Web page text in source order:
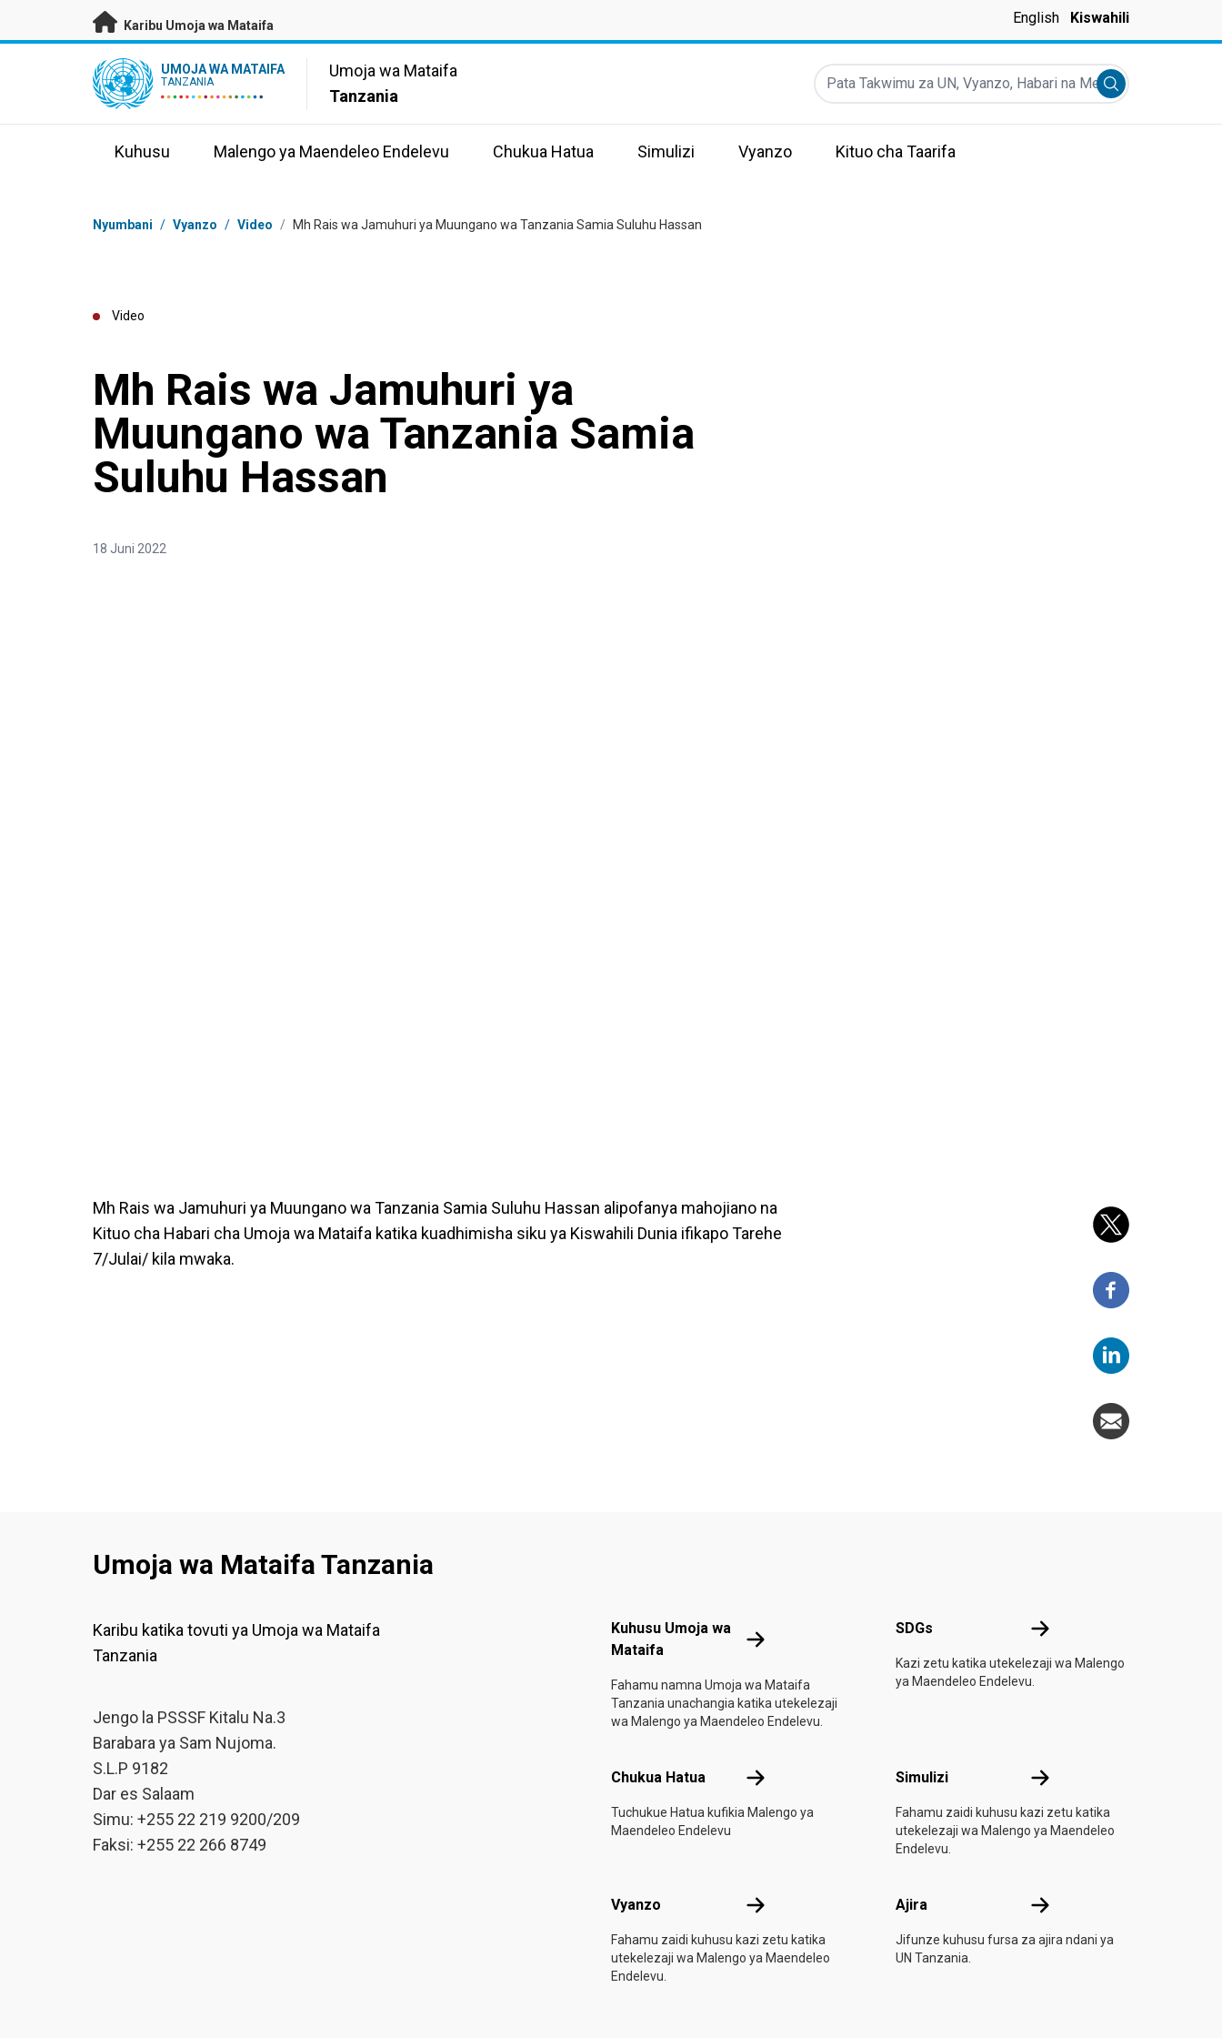
Nenda kwenye maudhui husika
Karibu Umoja wa Mataifa English Kiswahili
UN Logo UMOJA WA MATAIFA
TANZANIA
Umoja wa Mataifa
Tanzania
Pata Takwimu za UN, Vyanzo, Habari na Mengineyo
Submit search
Kuhusu Malengo ya Maendeleo Endelevu Chukua Hatua Simulizi Vyanzo Kituo cha Taarifa
Masalia
Nyumbani / Vyanzo / Video / Mh Rais wa Jamuhuri ya Muungano wa Tanzania Samia Suluhu Hassan
Video
Mh Rais wa Jamuhuri ya
Muungano wa Tanzania Samia
Suluhu Hassan
18 Juni 2022
Mh Rais wa Jamuhuri ya Muungano wa Tanzania Samia Suluhu Hassan alipofanya mahojiano na
Kituo cha Habari cha Umoja wa Mataifa katika kuadhimisha siku ya Kiswahili Dunia ifikapo Tarehe
7/Julai/ kila mwaka.
Umoja wa Mataifa Tanzania
Karibu katika tovuti ya Umoja wa Mataifa
Tanzania
Jengo la PSSSF Kitalu Na.3
Barabara ya Sam Nujoma.
S.L.P 9182
Dar es Salaam
Simu: +255 22 219 9200/209
Faksi: +255 22 266 8749
Kuhusu Umoja wa
Mataifa
Kuhusu Umoja wa Mataifa
Fahamu namna Umoja wa Mataifa
Tanzania unachangia katika utekelezaji
wa Malengo ya Maendeleo Endelevu.
SDGs SDGs
Kazi zetu katika utekelezaji wa Malengo
ya Maendeleo Endelevu.
Chukua Hatua Chukua Hatua
Tuchukue Hatua kufikia Malengo ya
Maendeleo Endelevu
Simulizi Simulizi
Fahamu zaidi kuhusu kazi zetu katika
utekelezaji wa Malengo ya Maendeleo
Endelevu.
Vyanzo Vyanzo
Fahamu zaidi kuhusu kazi zetu katika
utekelezaji wa Malengo ya Maendeleo
Endelevu.
Ajira Ajira
Jifunze kuhusu fursa za ajira ndani ya
UN Tanzania.